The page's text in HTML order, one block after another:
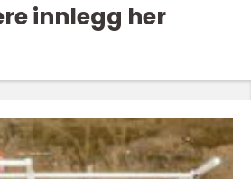
innlegg her